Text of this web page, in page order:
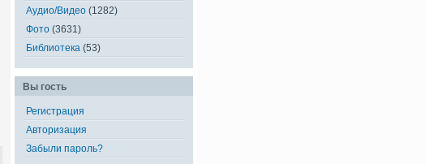
Аудио/Видео (1282)
Фото (3631)
Библиотека (53)
Вы гость
Регистрация
Авторизация
Забыли пароль?